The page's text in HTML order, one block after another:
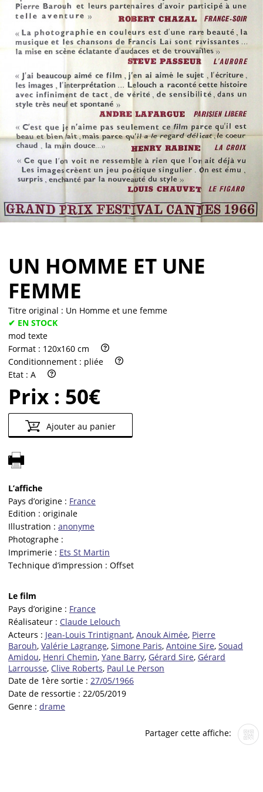
Vendre
UN HOMME ET UNE
FEMME
Titre original : Un Homme et une femme
✔ EN STOCK
mod texte
Format : 120x160 cm
Conditionnement : pliée
Etat : A
Prix : 50€
Ajouter au panier
L’affiche
Pays d’origine : France
Edition : originale
Illustration : anonyme
Photographe :
Imprimerie : Ets St Martin
Technique d’impression : Offset
Le film
Pays d’origine : France
Réalisateur : Claude Lelouch
Acteurs : Jean-Louis Trintignant, Anouk Aimée, Pierre
Barouh, Valérie Lagrange, Simone Paris, Antoine Sire, Souad
Amidou, Henri Chemin, Yane Barry, Gérard Sire, Gérard
Larrousse, Clive Roberts, Paul Le Person
Date de 1ère sortie : 27/05/1966
Date de ressortie : 22/05/2019
Genre : drame
Partager cette affiche: